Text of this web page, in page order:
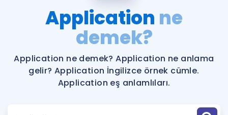
Şifremi Hatırlamıyorum
Katılımcı Görüşleri
Faydalı Araçlar
Ücretsiz Kaynaklar
İngilizce Gramer
Application ne
demek?
Application ne demek? Application ne anlama
gelir? Application İngilizce örnek cümle.
Application eş anlamlıları.